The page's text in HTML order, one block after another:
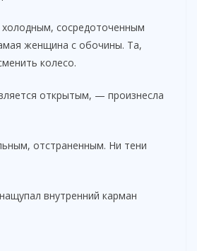
i
d
o
сосредоточенным
женщина с обочины. Та,
колесо.
открытым, — произнесла
отстраненным. Ни тени
внутренний карман